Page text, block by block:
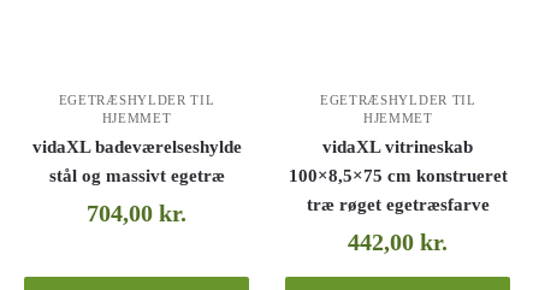
EGETRÆSHYLDER TIL
HJEMMET
vidaXL badeværelseshylde
stål og massivt egetræ
704,00kr.
EGETRÆSHYLDER TIL
HJEMMET
vidaXL vitrineskab
100×8,5×75 cm konstrueret
træ røget egetræsfarve
442,00kr.